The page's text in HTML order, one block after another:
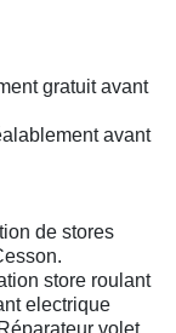
gratuit avant
avant
de stores
store roulant
electrique
volet